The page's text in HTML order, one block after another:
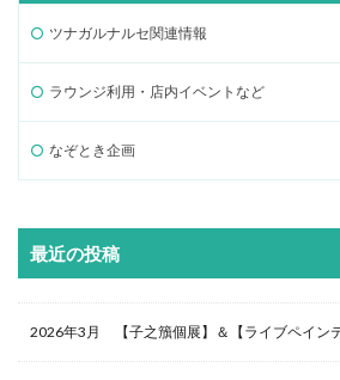
ツナガルナルセ関連情報
ラウンジ利用・店内イベントなど
なぞとき企画
最近の投稿
2026年3月 【子之籏個展】＆【ライブペイン